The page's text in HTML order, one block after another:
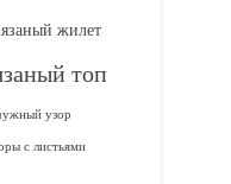
жилет
топ
узор
с листьями